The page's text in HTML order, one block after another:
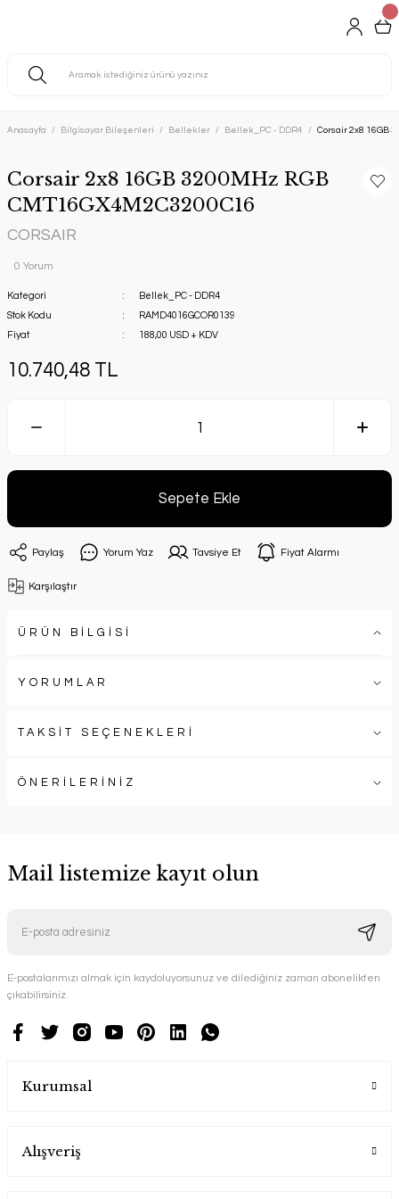
Anasayfa Bilgisayar Bileşenleri Bellekler Bellek_PC - DDR4 Corsair 2x8 16GB
Corsair 2x8 16GB 3200MHz RGB
CMT16GX4M2C3200C16
CORSAIR
0 Yorum
Kategori
Bellek_PC - DDR4
Stok Kodu
RAMD4016GCOR0139
Fiyat
188,00 USD + KDV
10.740,48 TL
Sepete Ekle
Paylaş Yorum Yaz Tavsiye Et Fiyat Alarmı
Karşılaştır
ÜRÜN BİLGİSİ
YORUMLAR
TAKSİT SEÇENEKLERİ
ÖNERİLERİNİZ
Mail listemize kayıt olun
E-postalarımızı almak için kaydoluyorsunuz ve dilediğiniz zaman abonelikten
çıkabilirsiniz.
Kurumsal
Alışveriş